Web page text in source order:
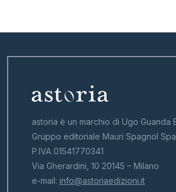
astoria è un marchio di Ugo Guanda
Gruppo editoriale Mauri Spagnol Spa
P.IVA 01541770341
Via Gherardini, 10 20145 – Milano
e-mail: info@astoriaedizioni.it